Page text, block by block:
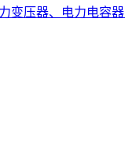
压器、电力电容